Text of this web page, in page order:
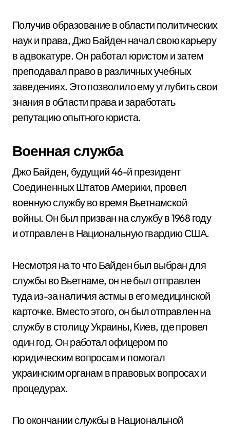
Получив образование в области политических
наук и права, Джо Байден начал свою карьеру
в адвокатуре. Он работал юристом и затем
преподавал право в различных учебных
заведениях. Это позволило ему углубить свои
знания в области права и заработать
репутацию опытного юриста.
Военная служба
Джо Байден, будущий 46-й президент
Соединенных Штатов Америки, провел
военную службу во время Вьетнамской
войны. Он был призван на службу в 1968 году
и отправлен в Национальную гвардию США.
Несмотря на то что Байден был выбран для
службы во Вьетнаме, он не был отправлен
туда из-за наличия астмы в его медицинской
карточке. Вместо этого, он был отправлен на
службу в столицу Украины, Киев, где провел
один год. Он работал офицером по
юридическим вопросам и помогал
украинским органам в правовых вопросах и
процедурах.
По окончании службы в Национальной